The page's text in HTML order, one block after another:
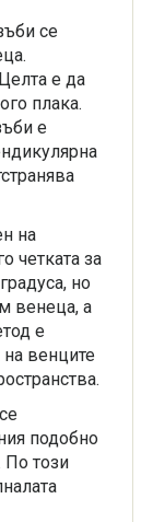
се
е да
плака.
е
на
четката за
но
венеца, а
е
венците
подобно
По този